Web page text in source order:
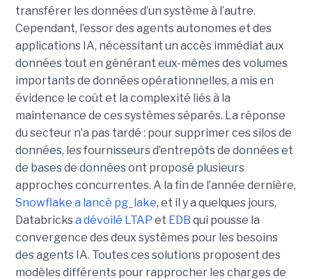
transférer les données d’un système à l’autre.
Cependant, l’essor des agents autonomes et des
applications IA, nécessitant un accès immédiat aux
données tout en générant eux-mêmes des volumes
importants de données opérationnelles, a mis en
évidence le coût et la complexité liés à la
maintenance de ces systèmes séparés. La réponse
du secteur n’a pas tardé : pour supprimer ces silos de
données, les fournisseurs d’entrepôts de données et
de bases de données ont proposé plusieurs
approches concurrentes. A la fin de l’année dernière,
Snowflake a lancé pg_lake, et il y a quelques jours,
Databricksa dévoilé LTAP et EDB qui pousse la
convergence des deux systèmes pour les besoins
des agents IA. Toutes ces solutions proposent des
modèles différents pour rapprocher les charges de